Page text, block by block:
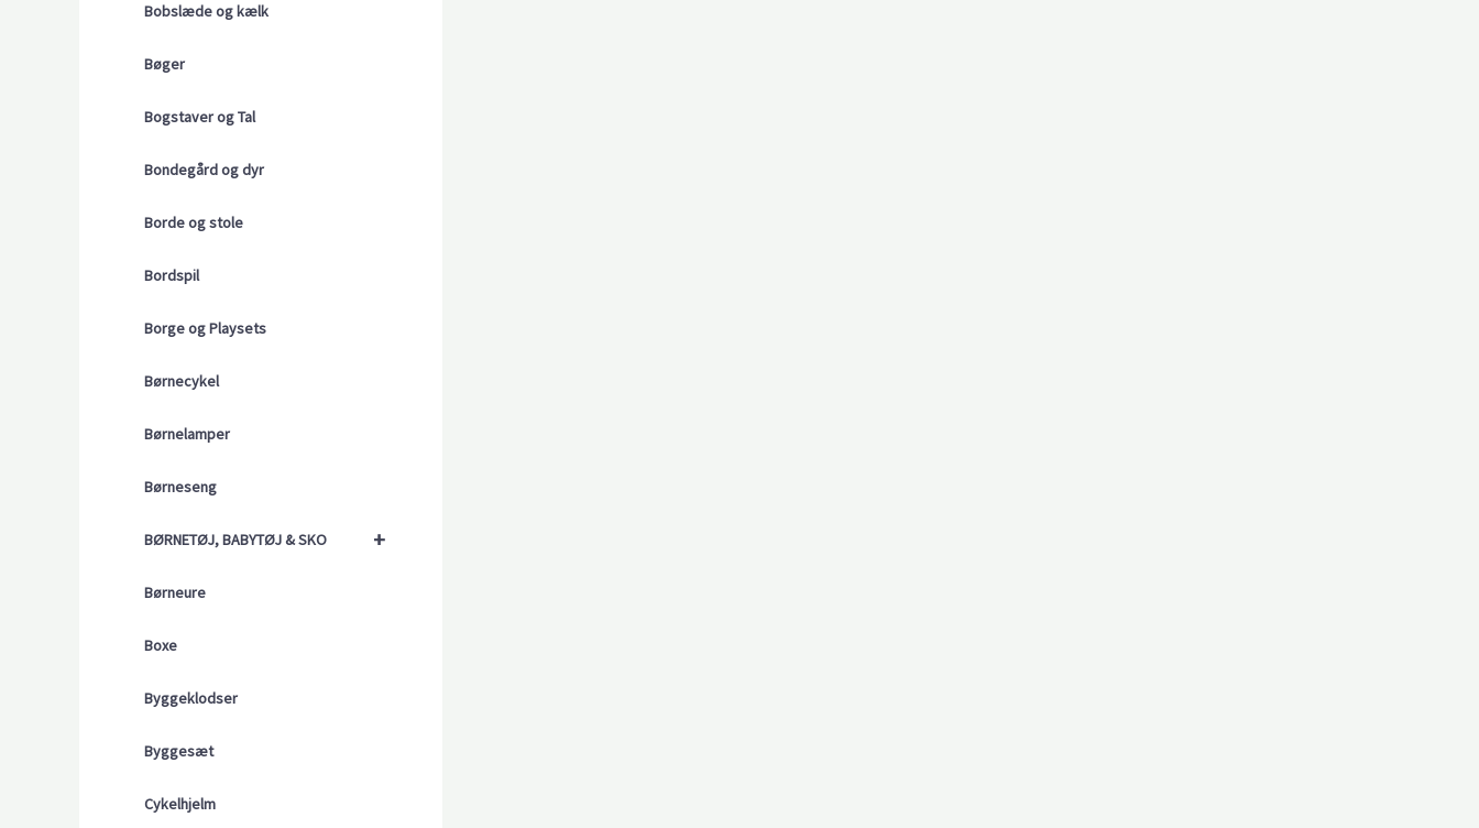
Bobslæde og kælk
Bøger
Bogstaver og Tal
Bondegård og dyr
Borde og stole
Bordspil
Borge og Playsets
Børnecykel
Børnelamper
Børneseng
+
BØRNETØJ, BABYTØJ & SKO
Børneure
Boxe
Byggeklodser
Byggesæt
Cykelhjelm